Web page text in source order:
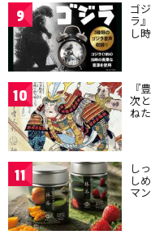
9 ゴ
ラ
し
10 『
次
ね
11 し
し
マ